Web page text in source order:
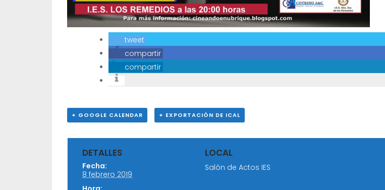
tweet
compartir
compartir
+ GOOGLE CALENDAR + EXPORTACIÓN DE ICAL
DETALLES
Fecha:
8 febrero 2019
LOCAL
Salón de Actos IES